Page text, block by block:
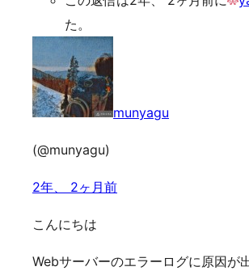
た。
munyagu
(@munyagu)
2年、 2ヶ月前
こんにちは
Webサーバーのエラーログに原因が